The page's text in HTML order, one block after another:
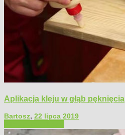
Aplikacja kleju w głąb pęknięcia
Bartosz, 22 lipca 2019